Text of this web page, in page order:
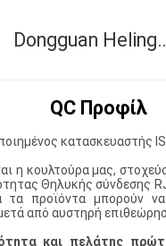
Dongguan Heling
QC Προφίλ
κατασκευαστής
η κουλτούρα μας,
Θηλυκής σύνδεσης
τα προϊόντα μπορούν
από αυστηρή
και πελάτης